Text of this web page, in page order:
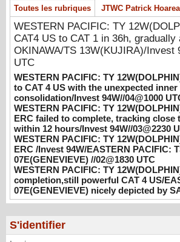
unexpected inner core re-
consolidation/Invest 94W//04@1000
08/04/2026 -PATRICK HOAREAU
WESTERN PACIFIC: TY 12W(DOLPHIN)
CAT 2 US, 4th ERC failed to complete,
tracking close to IWO TO island within 12
hours/Invest 94W//03@2230 UTC
08/04/2026 -PATRICK HOAREAU
WESTERN PACIFIC: TY 12W(DOLPHIN)
CAT 3 US, 4th ERC /Invest 94W/
PACIFIC: TS 07E(GENEVIEVE) //02@1830
UTC
08/02/2026 -PATRICK HOAREAU
WESTERN PACIFIC: TY 12W(DOLPHIN)
3rd ERC near completion,still powerful
nicely depicted by SAR//01@1000 UTC
Toutes les rubriques JTWC Patrick
WESTERN PACIFIC: TY
CAT4 US to CAT 1 in 36h, gradually
OKINAWA/TS 13W(KUJIRA)/Invest
UTC
WESTERN PACIFIC: TY
to CAT 4 US with the unexpected inner
consolidation/Invest 94W//04@1000
WESTERN PACIFIC: TY
ERC failed to complete, tracking close
within 12 hours/Invest 94W//03@2230
WESTERN PACIFIC: TY
ERC /Invest 94W/EASTERN PACIFIC:
07E(GENEVIEVE) //02@1830 UTC
WESTERN PACIFIC: TY
completion,still powerful CAT 4 US/
07E(GENEVIEVE) nicely depicted by
S'identifier